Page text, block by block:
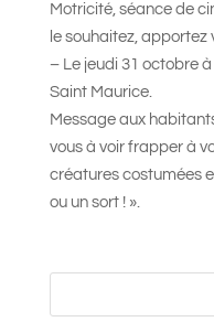
Motricité, séance de
le souhaitez, apportez
– Le jeudi 31 octobre
Saint Maurice.
Message aux
vous à voir frapper à
créatures costumées
ou un sort ! ».